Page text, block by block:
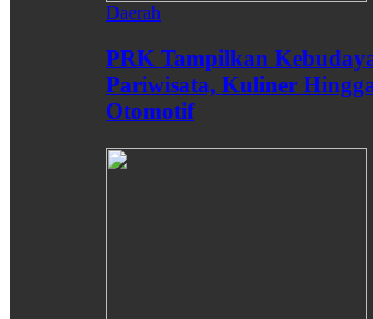
Daerah
PRK Tampilkan
Pariwisata, Kuliner
Otomotif